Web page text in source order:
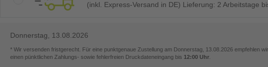
(inkl. Express-Versand in DE) Lieferung: 2 Arbeitstage
Donnerstag, 13.08.2026
* Wir versenden fristgerecht. Für eine punktgenaue Zustellung am Donnerstag, 13.08.2026 empfehlen
einen pünktlichen Zahlungs- sowie fehlerfreien Druckdateneingang bis 12:00 Uhr